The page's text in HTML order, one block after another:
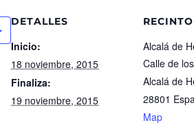
DETALLES
Inicio:
18 noviembre, 2015
Finaliza:
19 noviembre, 2015
RECINTO
Alcalá de
Calle de
Alcalá de
28801
Map